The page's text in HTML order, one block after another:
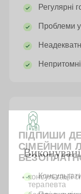
Регулярні
Проблеми
ПІДПИШИ
СІМЕЙНИМ
консультації
терапевта